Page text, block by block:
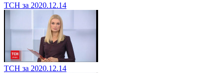
ТСН за 2020.12.14
ТСН за 2020.12.14